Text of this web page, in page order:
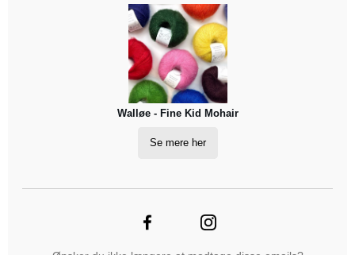
Walløe - Fine Kid Mohair
Se mere her